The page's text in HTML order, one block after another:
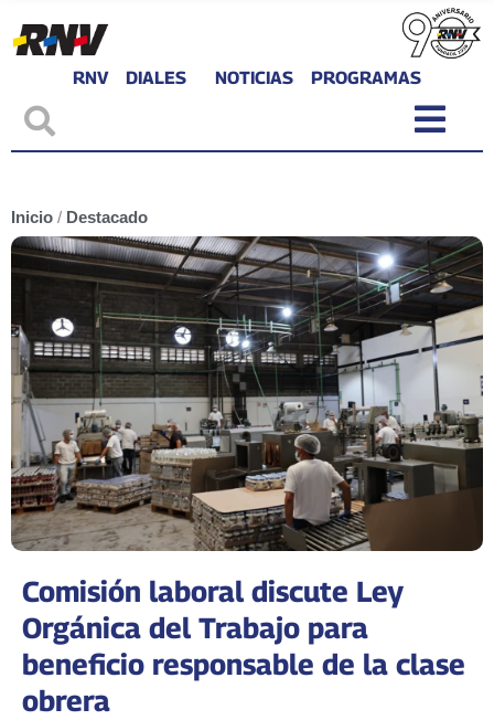
RNV DIALES NOTICIAS PROGRAMAS
Inicio / Destacado
Comisión laboral discute Ley
Orgánica del Trabajo para
beneficio responsable de la clase
obrera